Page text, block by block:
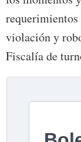
violación y
Fiscalía de